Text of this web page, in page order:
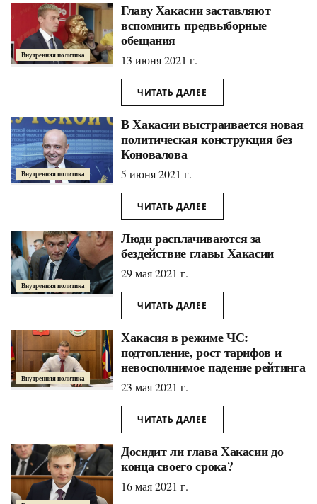
Внутренняя политика
Главу Хакасии заставляют
вспомнить предвыборные
обещания
13 июня 2021 г.
ЧИТАТЬ ДАЛЕЕ
Внутренняя политика
В Хакасии выстраивается новая
политическая конструкция без
Коновалова
5 июня 2021 г.
ЧИТАТЬ ДАЛЕЕ
Внутренняя политика
Люди расплачиваются за
бездействие главы Хакасии
29 мая 2021 г.
ЧИТАТЬ ДАЛЕЕ
Внутренняя политика
Хакасия в режиме ЧС:
подтопление, рост тарифов и
невосполнимое падение рейтинга
23 мая 2021 г.
ЧИТАТЬ ДАЛЕЕ
Досидит ли глава Хакасии до
конца своего срока?
16 мая 2021 г.